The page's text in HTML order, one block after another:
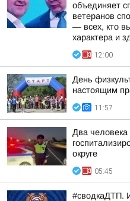
объединяет
ветеранов
— всех, кто
характера и
12:00
День
настоящим
11:57
Два
округе
05:45
#сводкаДТП.